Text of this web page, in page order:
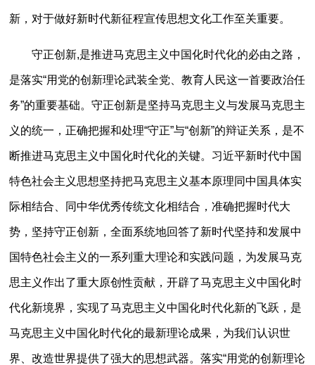
新，对于做好新时代新征程宣传思想文化工作至关重要。
守正创新,是推进马克思主义中国化时代化的必由之路，
是落实“用党的创新理论武装全党、教育人民这一首要政治任
务”的重要基础。守正创新是坚持马克思主义与发展马克思主
义的统一，正确把握和处理“守正”与“创新”的辩证关系，是不
断推进马克思主义中国化时代化的关键。习近平新时代中国
特色社会主义思想坚持把马克思主义基本原理同中国具体实
际相结合、同中华优秀传统文化相结合，准确把握时代大
势，坚持守正创新，全面系统地回答了新时代坚持和发展中
国特色社会主义的一系列重大理论和实践问题，为发展马克
思主义作出了重大原创性贡献，开辟了马克思主义中国化时
代化新境界，实现了马克思主义中国化时代化新的飞跃，是
马克思主义中国化时代化的最新理论成果，为我们认识世
界、改造世界提供了强大的思想武器。落实“用党的创新理论